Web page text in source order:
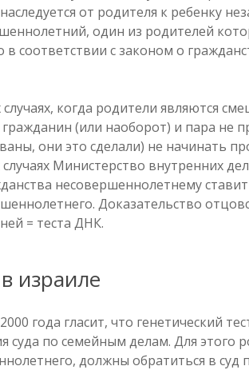
от родителя к ребенку
один из родителей
соответствии с законом о
когда родители являются
(или наоборот) и пара не
они это сделали) не начинать
Министерство внутренних
несовершеннолетнему
Доказательство
= теста ДНК.
израиле
года гласит, что генетический
суда по семейным делам. Для этого
должны обратиться в суд